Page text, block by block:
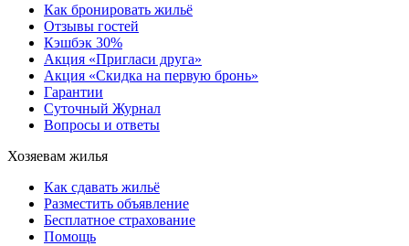
Как бронировать жильё
Отзывы гостей
Кэшбэк 30%
Акция «Пригласи друга»
Акция «Скидка на первую бронь»
Гарантии
Суточный Журнал
Вопросы и ответы
Хозяевам жилья
Как сдавать жильё
Разместить объявление
Бесплатное страхование
Помощь